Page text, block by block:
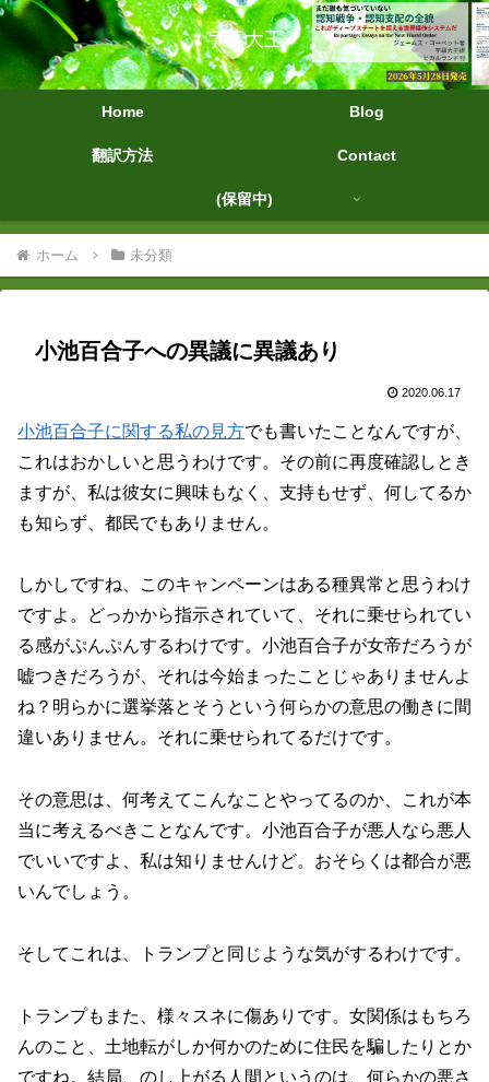
字幕大王
Home Blog
翻訳方法 Contact
(保留中)
ホーム 未分類
小池百合子への異議に異議あり
2020.06.17
小池百合子に関する私の見方でも書いたことなんですが、
これはおかしいと思うわけです。その前に再度確認しとき
ますが、私は彼女に興味もなく、支持もせず、何してるか
も知らず、都民でもありません。
しかしですね、このキャンペーンはある種異常と思うわけ
ですよ。どっかから指示されていて、それに乗せられてい
る感がぷんぷんするわけです。小池百合子が女帝だろうが
嘘つきだろうが、それは今始まったことじゃありませんよ
ね？明らかに選挙落とそうという何らかの意思の働きに間
違いありません。それに乗せられてるだけです。
その意思は、何考えてこんなことやってるのか、これが本
当に考えるべきことなんです。小池百合子が悪人なら悪人
でいいですよ、私は知りませんけど。おそらくは都合が悪
いんでしょう。
そしてこれは、トランプと同じような気がするわけです。
トランプもまた、様々スネに傷ありです。女関係はもちろ
んのこと、土地転がしか何かのために住民を騙したりとか
ですね。結局、のし上がる人間というのは、何らかの悪さ